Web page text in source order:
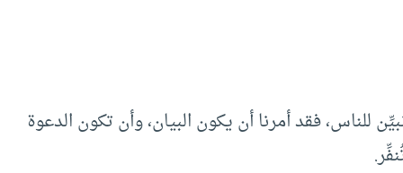
للناس، فقد أمرنا أن يكون البيان، وأن تكون الدعوة